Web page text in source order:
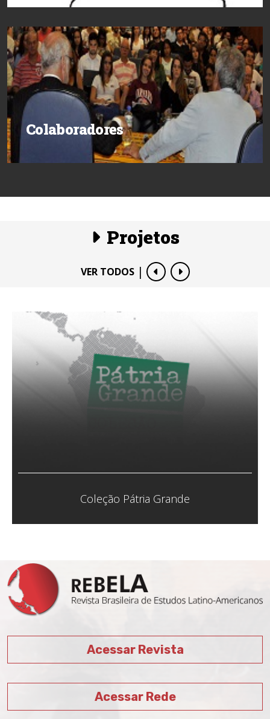
Colaboradores
Projetos
VER TODOS |
Coletivo Veias Abertas
Acessar Revista
Acessar Rede